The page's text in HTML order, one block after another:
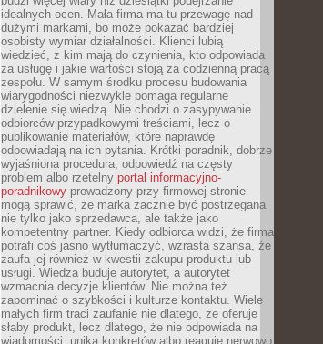
idealnych ocen. Mała firma ma tu przewagę nad
dużymi markami, bo może pokazać bardziej
osobisty wymiar działalności. Klienci lubią
wiedzieć, z kim mają do czynienia, kto odpowiada
za usługę i jakie wartości stoją za codzienną pracą
zespołu. W samym środku procesu budowania
wiarygodności niezwykle pomaga regularne
dzielenie się wiedzą. Nie chodzi o zasypywanie
odbiorców przypadkowymi treściami, lecz o
publikowanie materiałów, które naprawdę
odpowiadają na ich pytania. Krótki poradnik, dobrze
wyjaśniona procedura, odpowiedź na częsty
problem albo rzetelny portal informacyjno-
poradnikowy prowadzony przy firmowej stronie
mogą sprawić, że marka zacznie być postrzegana
nie tylko jako sprzedawca, ale także jako
kompetentny partner. Kiedy odbiorca widzi, że firma
potrafi coś jasno wytłumaczyć, wzrasta szansa, że
zaufa jej również w kwestii zakupu produktu lub
usługi. Wiedza buduje autorytet, a autorytet
wzmacnia decyzje klientów. Nie można też
zapominać o szybkości i kulturze kontaktu. Wiele
małych firm traci zaufanie nie dlatego, że oferuje
słaby produkt, lecz dlatego, że nie odpowiada na
wiadomości, unika konkretów albo reaguje nerwowo